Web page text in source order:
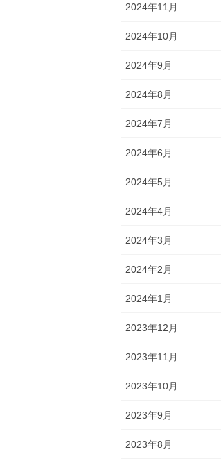
2024年11月
2024年10月
2024年9月
2024年8月
2024年7月
2024年6月
2024年5月
2024年4月
2024年3月
2024年2月
2024年1月
2023年12月
2023年11月
2023年10月
2023年9月
2023年8月